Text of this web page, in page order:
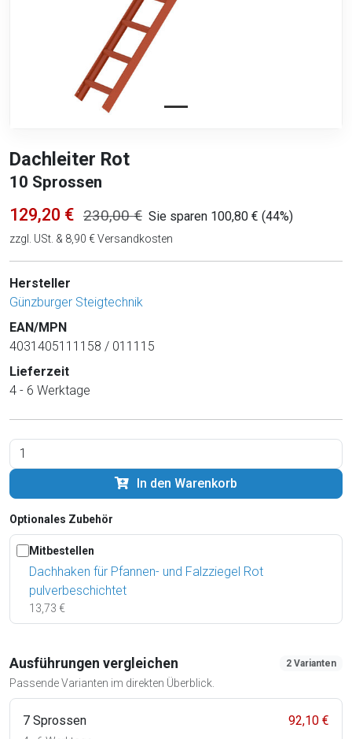
Dachleiter Rot
10 Sprossen
129,20 € 230,00 € Sie sparen 100,80 € (44%)
zzgl. USt. & 8,90 € Versandkosten
Hersteller
Günzburger Steigtechnik
EAN/MPN
4031405111158 / 011115
Lieferzeit
4 - 6 Werktage
In den Warenkorb
Optionales Zubehör
Mitbestellen
Dachhaken für Pfannen- und Falzziegel Rot
pulverbeschichtet
13,73 €
Ausführungen vergleichen
Passende Varianten im direkten Überblick.
2 Varianten
7 Sprossen 92,10 €